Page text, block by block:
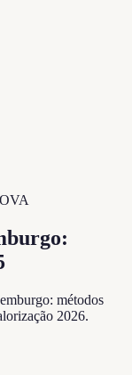
métodos
2026.